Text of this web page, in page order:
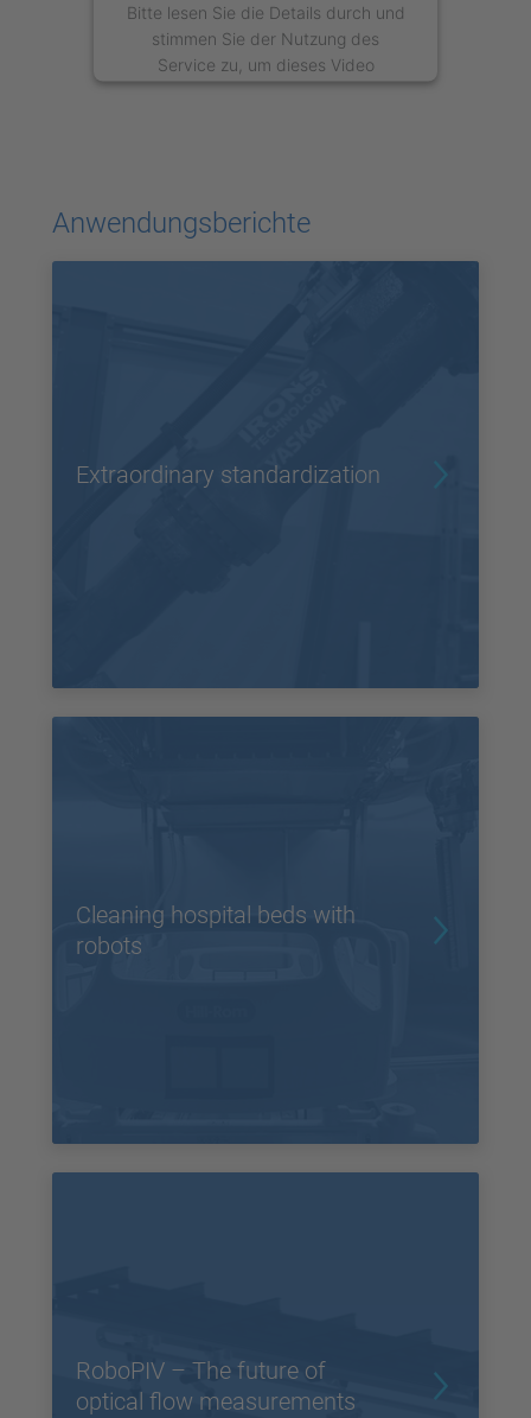
Bitte lesen Sie die Details durch und
stimmen Sie der Nutzung des
Service zu, um dieses Video
anzusehen.
Akzeptieren
powered byUsercentrics Consent
Anwendungsberichte
Extraordinary standardization
Cleaning hospital beds with
robots
RoboPIV – The future of
optical flow measurements